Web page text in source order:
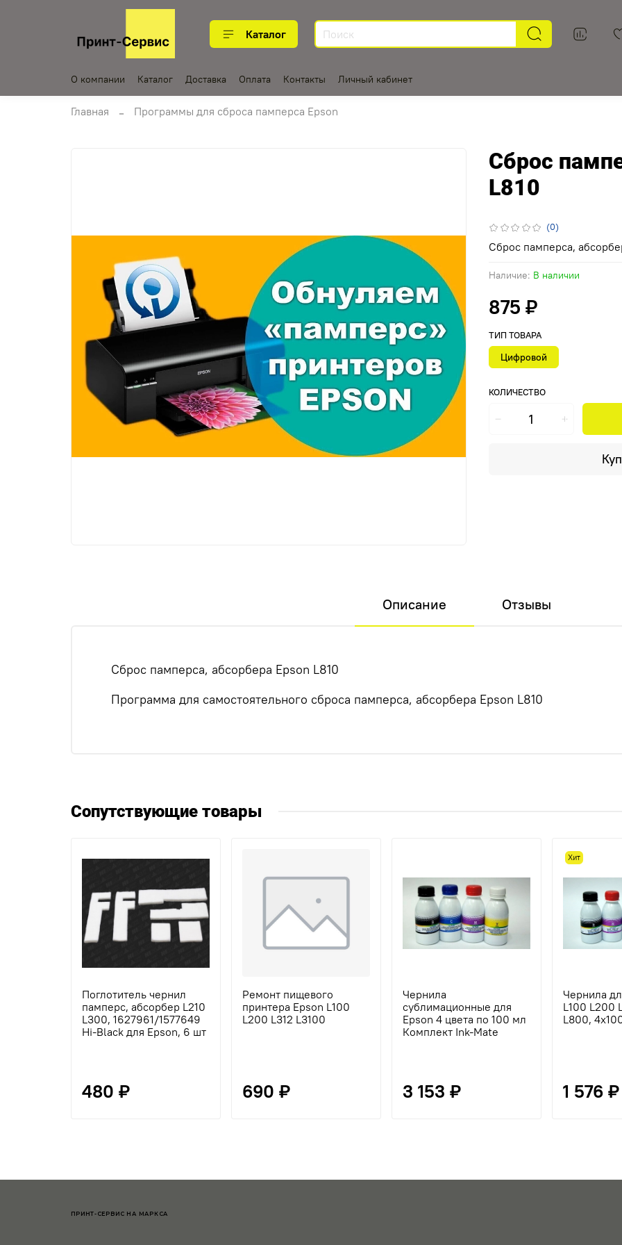
Каталог
О компании Каталог Доставка Оплата Контакты Личный кабинет
Главная Программы для сброса памперса Epson
(0)
Наличие: В наличии
Сброс
L810
875 ₽
КОЛИЧЕСТВО
ТИП ТОВАРА
Цифровой
Сброс памперса,
Описание Отзывы
Сброс памперса, абсорбера Epson L810
Программа для самостоятельного сброса памперса, абсорбера Epson L810
Сопутствующие товары
Поглотитель чернил
памперс, абсорбер L210
L300, 1627961/1577649
Hi-Black для Epson, 6 шт
480 ₽
Ремонт пищевого
принтера Epson L100
L200 L312 L3100
690 ₽
Чернила
сублимационные для
Epson 4 цвета по 100 мл
Комплект Ink-Mate
3 153 ₽
Хит
Чернила
L100 L200
L800,
1 576 ₽
ПРИНТ-СЕРВИС НА МАРКСА